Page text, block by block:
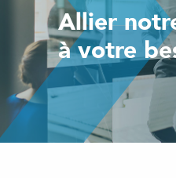
Allier
à votre